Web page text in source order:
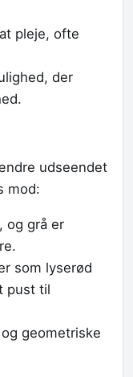
pleje, ofte
der
udseendet
mod:
og grå er
som lyserød
pust til
geometriske